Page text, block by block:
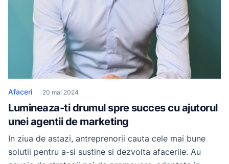
Afaceri 20 mai 2024
Lumineaza-ti drumul spre succes cu ajutorul
unei agentii de marketing
In ziua de astazi, antreprenorii cauta cele mai bune
solutii pentru a-si sustine si dezvolta afacerile. Au